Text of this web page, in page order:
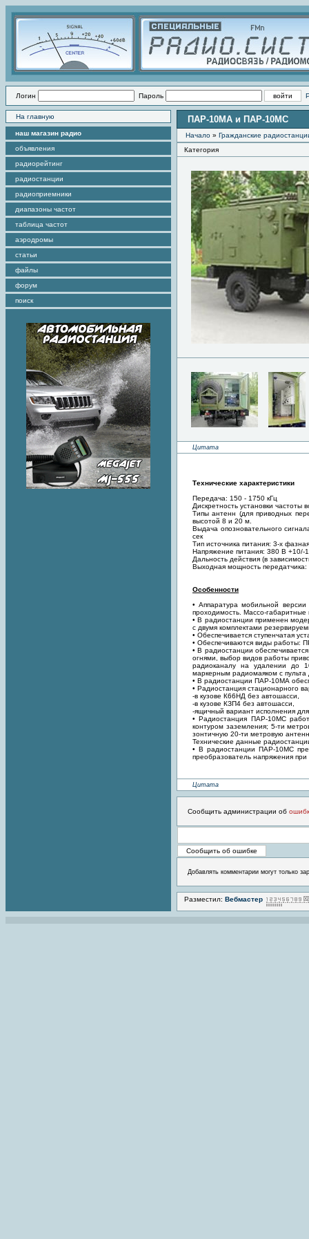
Логин Пароль
На главную
наш магазин радио
объявления
радиорейтинг
радиостанции
радиоприемники
диапазоны частот
таблица частот
аэродромы
статьи
файлы
форум
поиск
ПАР-10МА и ПАР-10МС
Начало » Гражданские
Категория
Цитата
Технические характеристики
Передача: 150 - 1750 кГц
Дискретность установки частоты
Типы антенн (для приводных
высотой 8 и 20 м.
Выдача опозновательного
сек
Тип источника питания: 3-х
Напряжение питания: 380 В +10/-
Дальность действия (в
Выходная мощность передатчика:
Особенности
• Аппаратура мобильной
проходимость. Массо-
• В радиостанции применен
с двумя комплектами
• Обеспечивается ступенчатая
• Обеспечиваются виды
• В радиостанции
огнями, выбор видов работы
радиоканалу на удалении до
маркерным радиомаяком с
• В радиостанции ПАР-10МА
• Радиостанция стационарного
-в кузове К66НД без автошасси,
-в кузове КЗП4 без автошасси,
-ящичный вариант исполнения
• Радиостанция ПАР-10МС
контуром заземления; 5-ти
зонтичную 20-ти метровую
Технические данные
• В радиостанции ПАР-10МС
преобразователь напряжения
Цитата
Сообщить администрации об
Добавлять комментарии могут только
Разместил: Вебмастер